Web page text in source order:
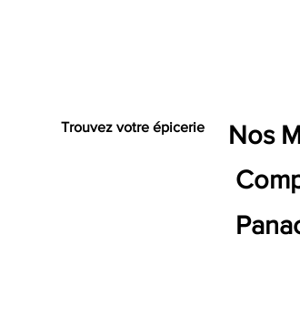
Trouvez votre épicerie
Nos